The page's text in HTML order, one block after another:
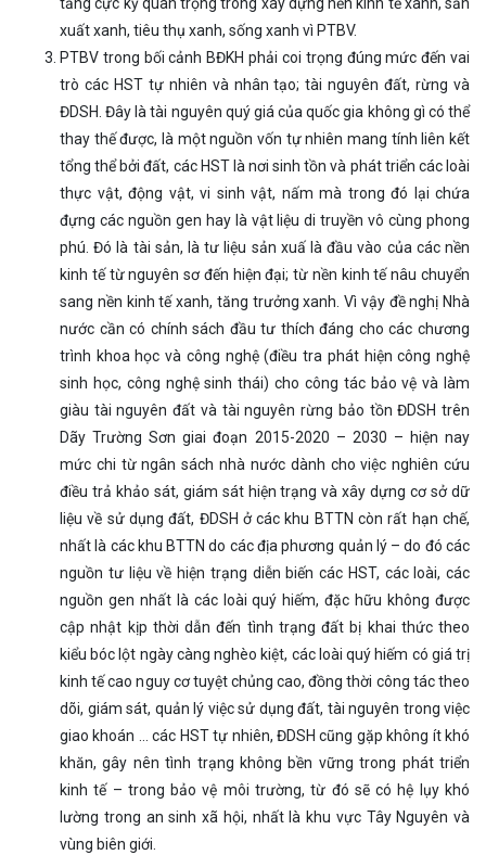
xuất xanh, tiêu thụ xanh, sống xanh vì PTBV.
PTBV trong bối cảnh BĐKH phải coi trọng đúng mức đến vai
trò các HST tự nhiên và nhân tạo; tài nguyên đất, rừng và
ĐDSH. Đây là tài nguyên quý giá của quốc gia không gì có thể
thay thế được, là một nguồn vốn tự nhiên mang tính liên kết
tổng thể bởi đất, các HST là nơi sinh tồn và phát triển các loài
thực vật, động vật, vi sinh vật, nấm mà trong đó lại chứa
đựng các nguồn gen hay là vật liệu di truyền vô cùng phong
phú. Đó là tài sản, là tư liệu sản xuấ là đầu vào của các nền
kinh tế từ nguyên sơ đến hiện đại; từ nền kinh tế nâu chuyển
sang nền kinh tế xanh, tăng trưởng xanh. Vì vậy đề nghị Nhà
nước cần có chính sách đầu tư thích đáng cho các chương
trình khoa học và công nghệ (điều tra phát hiện công nghệ
sinh học, công nghệ sinh thái) cho công tác bảo vệ và làm
giàu tài nguyên đất và tài nguyên rừng bảo tồn ĐDSH trên
Dãy Trường Sơn giai đoạn 2015-2020 – 2030 – hiện nay
mức chi từ ngân sách nhà nước dành cho việc nghiên cứu
điều trả khảo sát, giám sát hiện trạng và xây dựng cơ sở dữ
liệu về sử dụng đất, ĐDSH ở các khu BTTN còn rất hạn chế,
nhất là các khu BTTN do các địa phương quản lý – do đó các
nguồn tư liệu về hiện trạng diễn biến các HST, các loài, các
nguồn gen nhất là các loài quý hiếm, đặc hữu không được
cập nhật kịp thời dẫn đến tình trạng đất bị khai thức theo
kiểu bóc lột ngày càng nghèo kiệt, các loài quý hiếm có giá trị
kinh tế cao nguy cơ tuyệt chủng cao, đồng thời công tác theo
dõi, giám sát, quản lý việc sử dụng đất, tài nguyên trong việc
giao khoán … các HST tự nhiên, ĐDSH cũng gặp không ít khó
khăn, gây nên tình trạng không bền vững trong phát triển
kinh tế – trong bảo vệ môi trường, từ đó sẽ có hệ lụy khó
lường trong an sinh xã hội, nhất là khu vực Tây Nguyên và
vùng biên giới.